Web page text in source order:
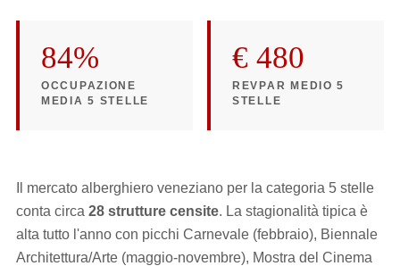
84%
OCCUPAZIONE
MEDIA 5 STELLE
€ 480
REVPAR MEDIO 5
STELLE
Il mercato alberghiero veneziano per la categoria 5 stelle
conta circa 28 strutture censite. La stagionalità tipica è
alta tutto l'anno con picchi Carnevale (febbraio), Biennale
Architettura/Arte (maggio-novembre), Mostra del Cinema